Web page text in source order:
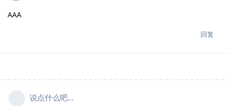
AAA
回复
说点什么吧...